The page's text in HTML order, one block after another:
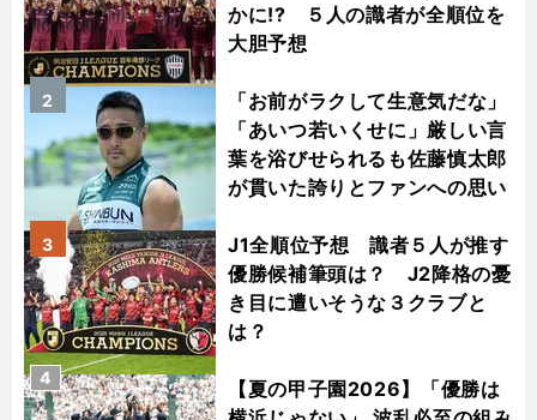
かに!? ５人の識者が全順位を
大胆予想
「お前がラクして生意気だな」
「あいつ若いくせに」厳しい言
葉を浴びせられるも佐藤慎太郎
が貫いた誇りとファンへの思い
2
J1全順位予想 識者５人が推す
優勝候補筆頭は？ J2降格の憂
き目に遭いそうな３クラブと
は？
3
【夏の甲子園2026】「優勝は
4